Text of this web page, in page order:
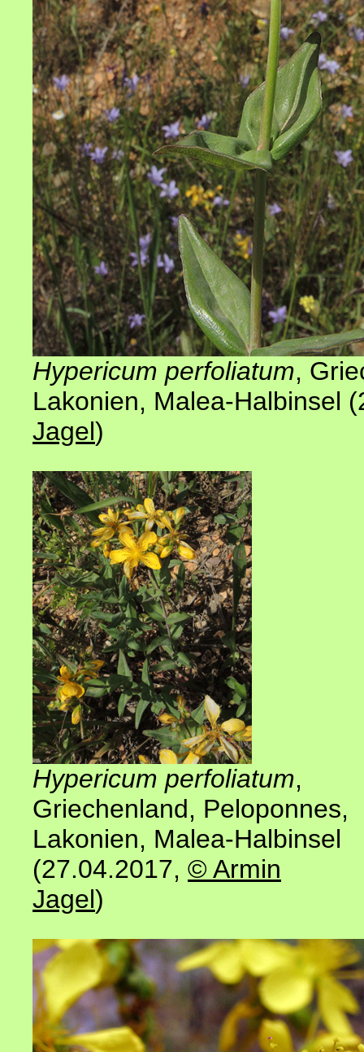
Hypericum perfoliatum,
Lakonien, Malea-Halbinsel
Jagel)
Hypericum perfoliatum,
Griechenland, Peloponnes,
Lakonien, Malea-Halbinsel
(27.04.2017, © Armin
Jagel)